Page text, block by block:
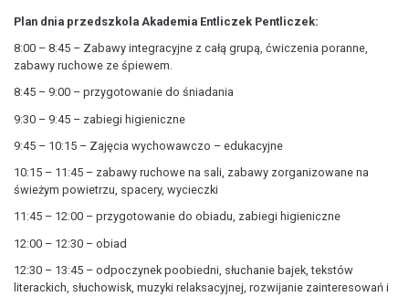
Plan dnia przedszkola Akademia Entliczek Pentliczek:
8:00 – 8:45 – Zabawy integracyjne z całą grupą, ćwiczenia poranne,
zabawy ruchowe ze śpiewem.
8:45 – 9:00 – przygotowanie do śniadania
9:30 – 9:45 – zabiegi higieniczne
9:45 – 10:15 – Zajęcia wychowawczo – edukacyjne
10:15 – 11:45 – zabawy ruchowe na sali, zabawy zorganizowane na
świeżym powietrzu, spacery, wycieczki
11:45 – 12:00 – przygotowanie do obiadu, zabiegi higieniczne
12:00 – 12:30 – obiad
12:30 – 13:45 – odpoczynek poobiedni, słuchanie bajek, tekstów
literackich, słuchowisk, muzyki relaksacyjnej, rozwijanie zainteresowań i